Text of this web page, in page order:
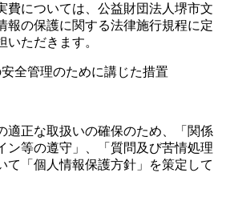
費については、公益財団法人堺市文
報の保護に関する法律施行規程に定
いただきます。
全管理のために講じた措置
適正な取扱いの確保のため、「関係
ン等の遵守」、「質問及び苦情処理
て「個人情報保護方針」を策定して